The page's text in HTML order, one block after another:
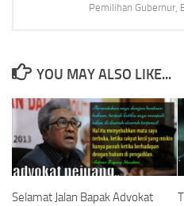
Pemilihan Gubernur,
YOU MAY ALSO LIKE...
Selamat Jalan Bapak Advokat